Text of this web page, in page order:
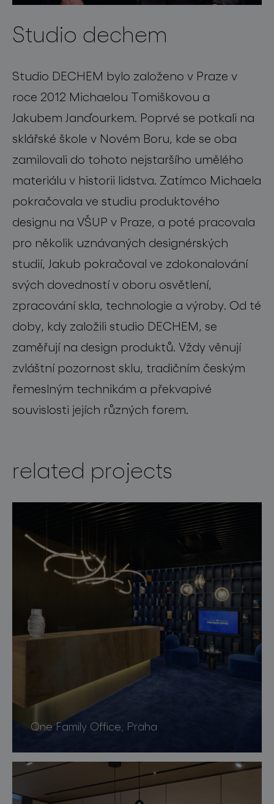
Studio dechem
Studio DECHEM bylo založeno v Praze v
roce 2012 Michaelou Tomiškovou a
Jakubem Janďourkem. Poprvé se potkali na
sklářské škole v Novém Boru, kde se oba
zamilovali do tohoto nejstaršího umělého
materiálu v historii lidstva. Zatímco Michaela
pokračovala ve studiu produktového
designu na VŠUP v Praze, a poté pracovala
pro několik uznávaných designérských
studií, Jakub pokračoval ve zdokonalování
svých dovedností v oboru osvětlení,
zpracování skla, technologie a výroby. Od té
doby, kdy založili studio DECHEM, se
zaměřují na design produktů. Vždy věnují
zvláštní pozornost sklu, tradičním českým
řemeslným technikám a překvapivé
souvislosti jejích různých forem.
related projects
One Family Office, Praha